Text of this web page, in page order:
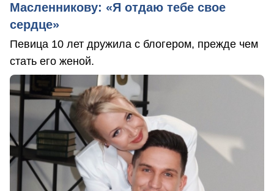
Масленникову: «Я отдаю тебе свое
сердце»
Певица 10 лет дружила с блогером, прежде чем
стать его женой.